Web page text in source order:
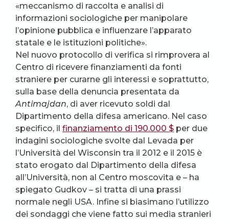
«meccanismo di raccolta e analisi di
informazioni sociologiche per manipolare
l’opinione pubblica e influenzare l’apparato
statale e le istituzioni politiche».
Nel nuovo protocollo di verifica si rimprovera al
Centro di ricevere finanziamenti da fonti
straniere per curarne gli interessi e soprattutto,
sulla base della denuncia presentata da
Antimajdan, di aver ricevuto soldi dal
Dipartimento della difesa americano. Nel caso
specifico, il finanziamento di 190.000 $ per due
indagini sociologiche svolte dal Levada per
l’Università del Wisconsin tra il 2012 e il 2015 è
stato erogato dal Dipartimento della difesa
all’Università, non al Centro moscovita e – ha
spiegato Gudkov – si tratta di una prassi
normale negli USA. Infine si biasimano l’utilizzo
dei sondaggi che viene fatto sui media stranieri